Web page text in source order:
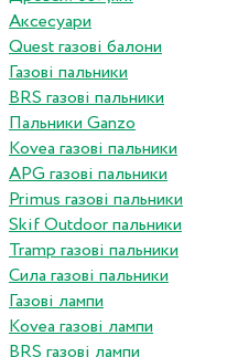
Аксесуари
Quest газові балони
Газові пальники
BRS газові пальники
Пальники Ganzo
Kovea газові пальники
APG газові пальники
Primus газові пальники
Skif Outdoor пальники
Tramp газові пальники
Сила газові пальники
Газові лампи
Kovea газові лампи